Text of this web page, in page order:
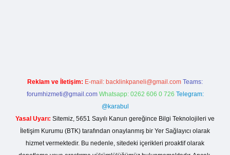
Reklam ve İletişim: E-mail: backlinkpaneli@gmail.com Teams:
forumhizmeti@gmail.com Whatsapp: 0262 606 0 726 Telegram:
@karabul
Yasal Uyarı: Sitemiz, 5651 Sayılı Kanun gereğince Bilgi Teknolojileri ve
İletişim Kurumu (BTK) tarafından onaylanmış bir Yer Sağlayıcı olarak
hizmet vermektedir. Bu nedenle, sitedeki içerikleri proaktif olarak